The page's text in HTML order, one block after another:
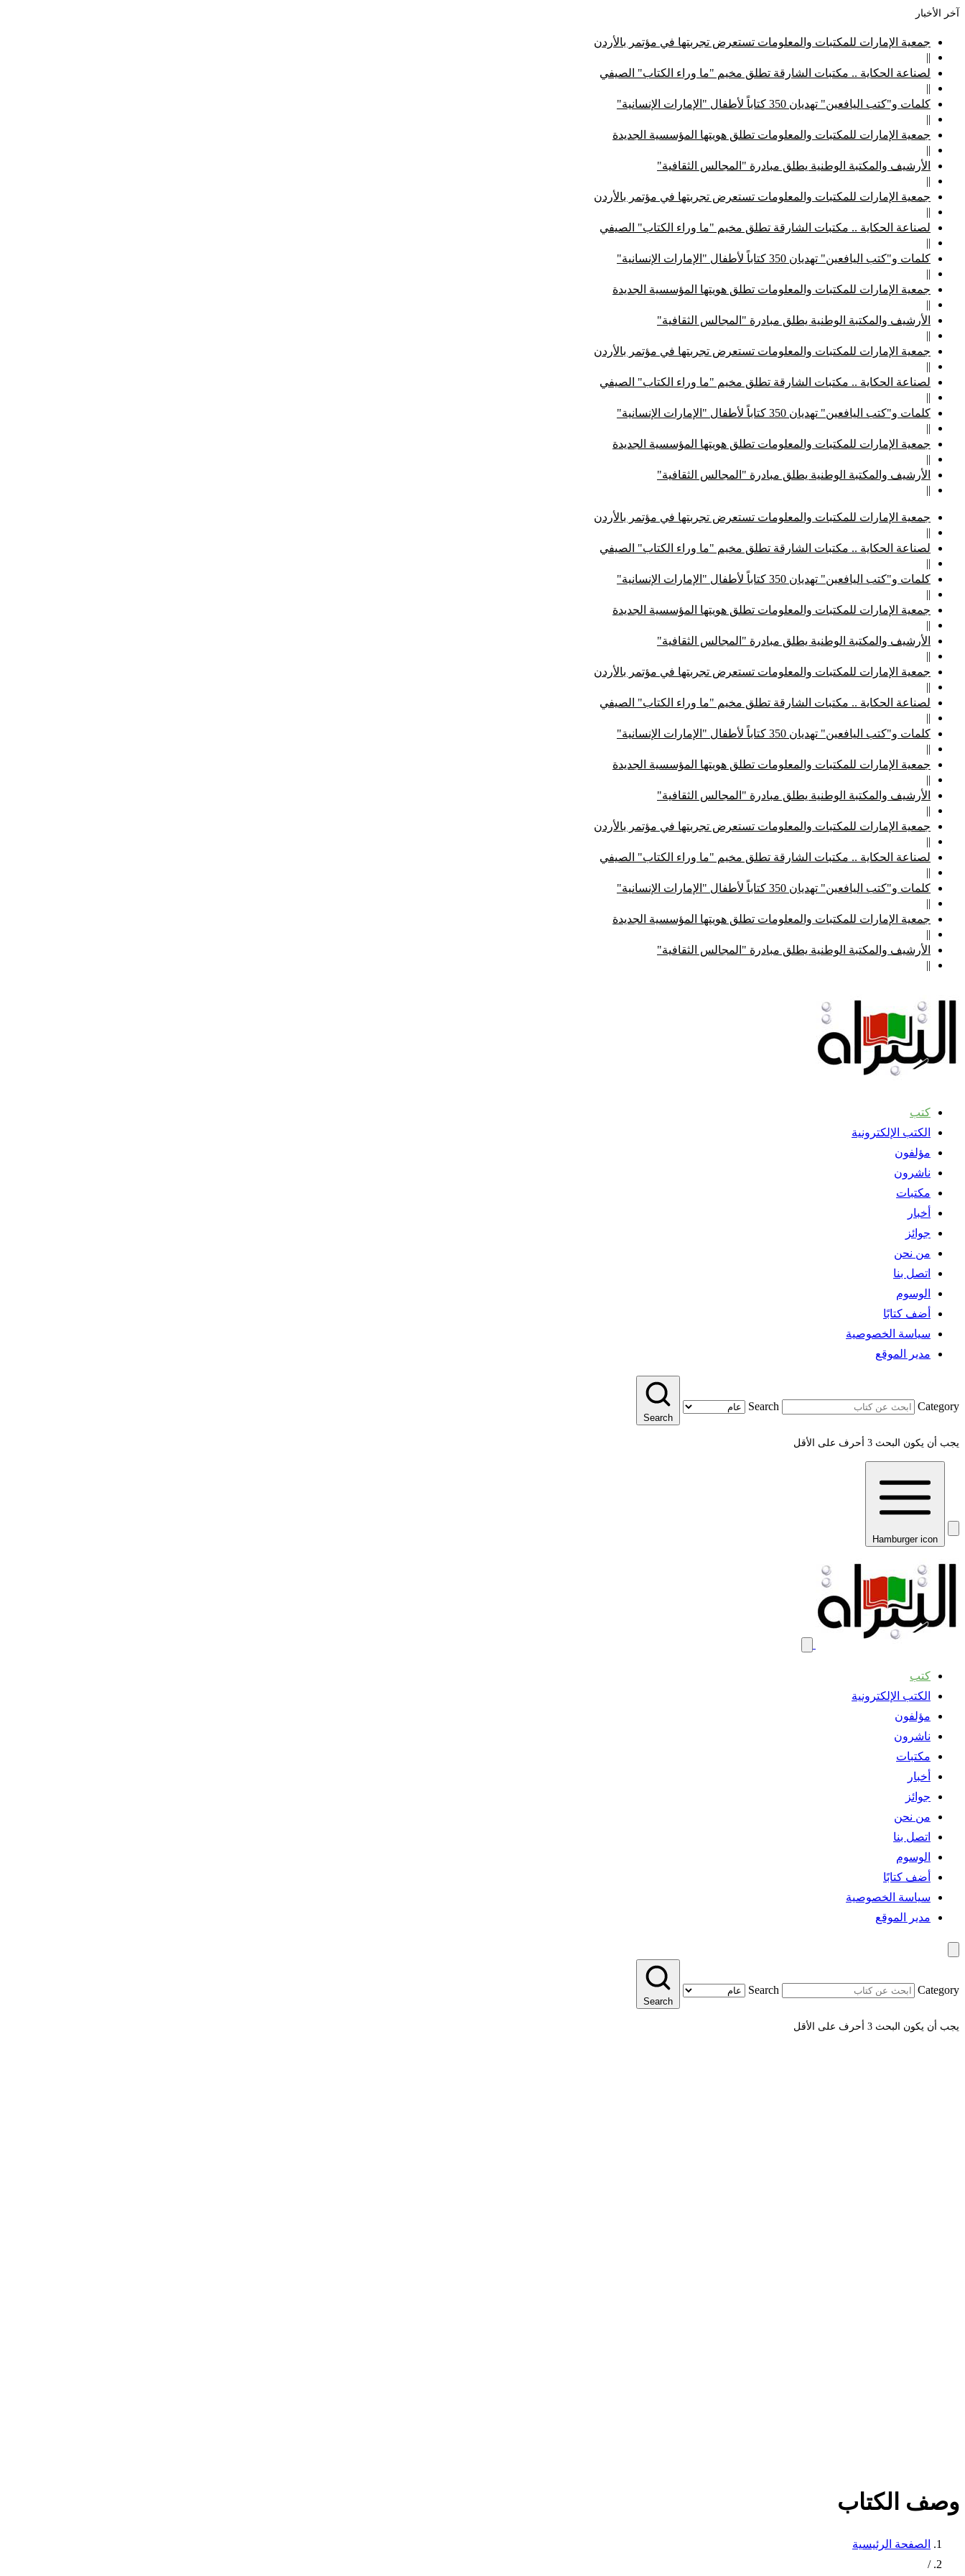
آخر الأخبار
جمعية الإمارات للمكتبات والمعلومات تستعرض تجربتها في مؤتمر بالأردن
||
لصناعة الحكاية .. مكتبات الشارقة تطلق مخيم "ما وراء الكتاب" الصيفي
||
كلمات و"كتب اليافعين" تهديان 350 كتاباً لأطفال "الإمارات الإنسانية"
||
جمعية الإمارات للمكتبات والمعلومات تطلق هويتها المؤسسية الجديدة
||
الأرشيف والمكتبة الوطنية يطلق مبادرة "المجالس الثقافية"
||
جمعية الإمارات للمكتبات والمعلومات تستعرض تجربتها في مؤتمر بالأردن
||
لصناعة الحكاية .. مكتبات الشارقة تطلق مخيم "ما وراء الكتاب" الصيفي
||
كلمات و"كتب اليافعين" تهديان 350 كتاباً لأطفال "الإمارات الإنسانية"
||
جمعية الإمارات للمكتبات والمعلومات تطلق هويتها المؤسسية الجديدة
||
الأرشيف والمكتبة الوطنية يطلق مبادرة "المجالس الثقافية"
||
جمعية الإمارات للمكتبات والمعلومات تستعرض تجربتها في مؤتمر بالأردن
||
لصناعة الحكاية .. مكتبات الشارقة تطلق مخيم "ما وراء الكتاب" الصيفي
||
كلمات و"كتب اليافعين" تهديان 350 كتاباً لأطفال "الإمارات الإنسانية"
||
جمعية الإمارات للمكتبات والمعلومات تطلق هويتها المؤسسية الجديدة
||
الأرشيف والمكتبة الوطنية يطلق مبادرة "المجالس الثقافية"
||
جمعية الإمارات للمكتبات والمعلومات تستعرض تجربتها في مؤتمر بالأردن
||
لصناعة الحكاية .. مكتبات الشارقة تطلق مخيم "ما وراء الكتاب" الصيفي
||
كلمات و"كتب اليافعين" تهديان 350 كتاباً لأطفال "الإمارات الإنسانية"
||
جمعية الإمارات للمكتبات والمعلومات تطلق هويتها المؤسسية الجديدة
||
الأرشيف والمكتبة الوطنية يطلق مبادرة "المجالس الثقافية"
||
جمعية الإمارات للمكتبات والمعلومات تستعرض تجربتها في مؤتمر بالأردن
||
لصناعة الحكاية .. مكتبات الشارقة تطلق مخيم "ما وراء الكتاب" الصيفي
||
كلمات و"كتب اليافعين" تهديان 350 كتاباً لأطفال "الإمارات الإنسانية"
||
جمعية الإمارات للمكتبات والمعلومات تطلق هويتها المؤسسية الجديدة
||
الأرشيف والمكتبة الوطنية يطلق مبادرة "المجالس الثقافية"
||
جمعية الإمارات للمكتبات والمعلومات تستعرض تجربتها في مؤتمر بالأردن
||
لصناعة الحكاية .. مكتبات الشارقة تطلق مخيم "ما وراء الكتاب" الصيفي
||
كلمات و"كتب اليافعين" تهديان 350 كتاباً لأطفال "الإمارات الإنسانية"
||
جمعية الإمارات للمكتبات والمعلومات تطلق هويتها المؤسسية الجديدة
||
الأرشيف والمكتبة الوطنية يطلق مبادرة "المجالس الثقافية"
||
كتب
الكتب الإلكترونية
مؤلفون
ناشرون
مكتبات
أخبار
جوائز
من نحن
اتصل بنا
الوسوم
أضف كتابًا
سياسة الخصوصية
مدير الموقع
Search Category
Search
يجب أن يكون البحث 3 أحرف على الأقل
Hamburger icon
كتب
الكتب الإلكترونية
مؤلفون
ناشرون
مكتبات
أخبار
جوائز
من نحن
اتصل بنا
الوسوم
أضف كتابًا
سياسة الخصوصية
مدير الموقع
Search Category
Search
يجب أن يكون البحث 3 أحرف على الأقل
وصف الكتاب
الصفحة الرئيسية
/